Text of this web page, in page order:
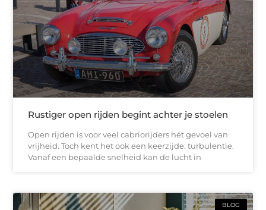
Rustiger open rijden begint achter je stoelen
Open rijden is voor veel cabriorijders hét gevoel van
vrijheid. Toch kent het ook een keerzijde: turbulentie.
Vanaf een bepaalde snelheid kan de lucht in
BLOG